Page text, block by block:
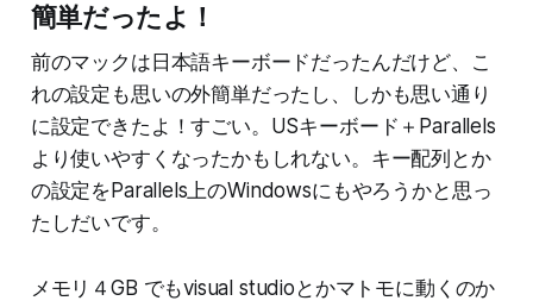
簡単だったよ！
前のマックは日本語キーボードだったんだけど、こ
れの設定も思いの外簡単だったし、しかも思い通り
に設定できたよ！すごい。USキーボード＋Parallels
より使いやすくなったかもしれない。キー配列とか
の設定をParallels上のWindowsにもやろうかと思っ
たしだいです。
メモリ４GB でもvisual studioとかマトモに動くのか